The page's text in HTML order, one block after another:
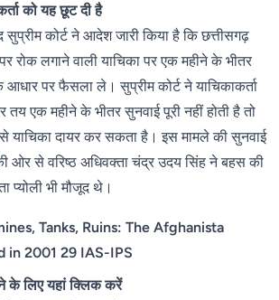
को यह छूट दी है
कोर्ट ने आदेश जारी किया है कि छत्तीसगढ़
रोक लगाने वाली याचिका पर एक महीने के भीतर
पर फैसला ले। सुप्रीम कोर्ट ने याचिकाकर्ता
एक महीने के भीतर सुनवाई पूरी नहीं होती है तो
से याचिका दायर कर सकता है। इस मामले की सुनवाई
ओर से वरिष्ठ अधिवक्ता चंद्र उदय सिंह ने बहस की
भी मौजूद थे।
Tanks, Ruins: The Afghanista
in 2001 29 IAS-IPS
के लिए यहां क्लिक करें